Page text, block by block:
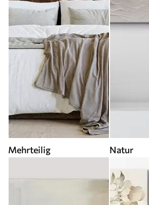
Mehrteilig Natur